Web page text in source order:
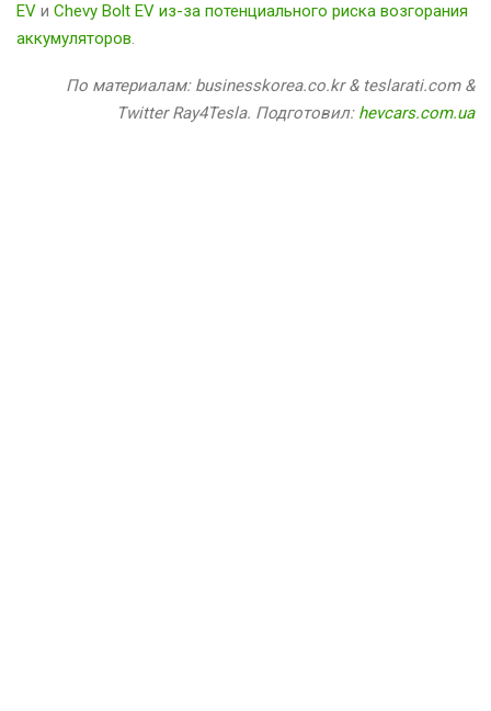
EV и Chevy Bolt EV из-за потенциального риска возгорания
аккумуляторов.
По материалам: businesskorea.co.kr & teslarati.com &
Twitter Ray4Tesla. Подготовил: hevcars.com.ua